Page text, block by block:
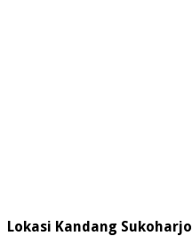
Lokasi Kandang Sukoharjo